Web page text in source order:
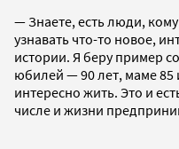
— Знаете, есть люди,
узнавать что-то новое,
истории. Я беру пример
юбилей — 90 лет, маме 85
интересно жить. Это и
числе и жизни